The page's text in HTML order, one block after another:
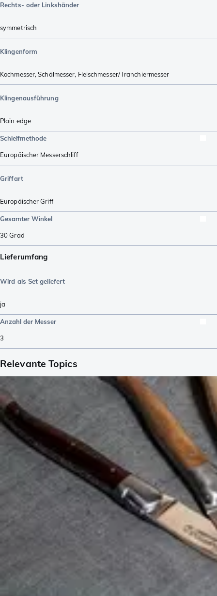
Rechts- oder Linkshänder
symmetrisch
Klingenform
Kochmesser,Schälmesser, Fleischmesser/Tranchiermesser
Klingenausführung
Plain edge
Schleifmethode
Europäischer Messerschliff
Griffart
Europäischer Griff
Gesamter Winkel
30Grad
Lieferumfang
Wird als Set geliefert
ja
Anzahl der Messer
3
Relevante Topics